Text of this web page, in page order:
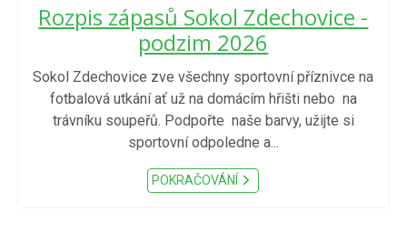
Rozpis zápasů Sokol Zdechovice -
podzim 2026
Sokol Zdechovice zve všechny sportovní příznivce na
fotbalová utkání ať už na domácím hřišti nebo na
trávníku soupeřů. Podpořte naše barvy, užijte si
sportovní odpoledne a...
POKRAČOVÁNÍ